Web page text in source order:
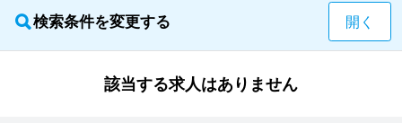
検索条件を変更する 開く
該当する求人はありません